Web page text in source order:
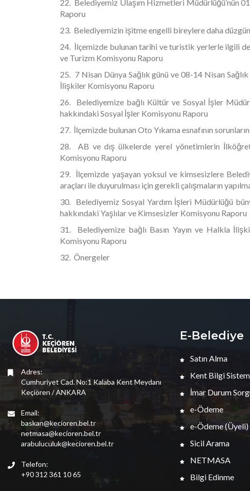
22. Belediyemiz Ulaşım Hizmetleri Müdürlüğü’nün
Raporu
23. Belediyemizin işitme engelli bireylere daha
24. İlçemizde bulunan tarihi ve turistik yerlerle ilgili
ve Turizm Komisyonu Raporu
25. 7 Nisan Dünya Sağlık günü ve 08-14 Nisan
İlişkiler Komisyonu Raporu
26. Belediyemize bağlı Kültür ve Sosyal İşler
hakkındaki Sosyal İşler Komisyonu Raporu
27. İlçemizde bulunan Oto Yıkama esnafının
28. AB ve dış ülkelerde yerel yönetimlerin
Komisyonu Raporu
29. İlçemizde yaşayan yoksul ve kimsesizlere
araçları ile duyurulması için gerekli çalışmaların
30. Belediyemiz Sosyal Yardım İşleri Müdürlüğü
hakkındaki Yaşlılar ve Kimsesizler Komisyonu Raporu
31. Belediyemize bağlı Basın Yayın ve Halkla
Komisyonu Raporu
32. Önergeler
Adres:
Cumhuriyet Cad. No:1 Kalaba Kent Meydanı
Keçiören / ANKARA
Email:
baskan@kecioren.bel.tr
netmasa@kecioren.bel.tr
arabuluculuk@kecioren.bel.tr
Telefon:
+90 312 361 10 65
E-Belediye
Satın Alma
Kent Bilgi
İmar Durum
e-Ödeme
e-Ödeme (Üyeli)
Sicil Arama
NETMASA
Bilgi Edinme